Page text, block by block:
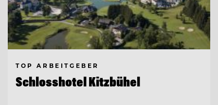
TOP ARBEITGEBER
Schlosshotel Kitzbühel